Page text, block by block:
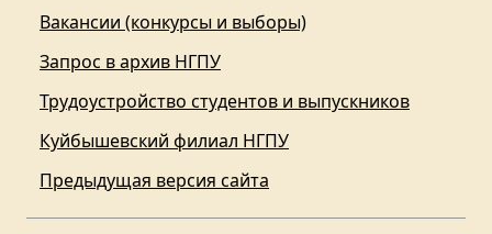
Вакансии (конкурсы и выборы)
Запрос в архив НГПУ
Трудоустройство студентов и выпускников
Куйбышевский филиал НГПУ
Предыдущая версия сайта